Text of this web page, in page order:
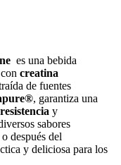
es una bebida
creatina
de fuentes
, garantiza una
resistencia y
sabores
después del
y deliciosa para los